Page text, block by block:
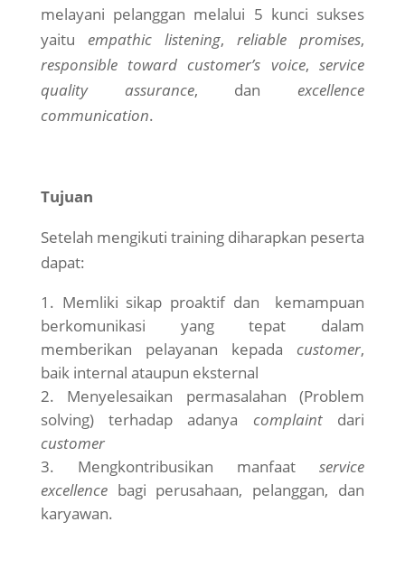
melayani pelanggan melalui 5 kunci sukses
yaitu empathic listening,reliable promises,
responsible toward customer’s voice,service
quality assurance, danexcellence
communication.
Tujuan
Setelah mengikuti training diharapkan peserta
dapat:
Memliki sikap proaktif dan kemampuan
berkomunikasi yang tepat dalam
memberikan pelayanan kepadacustomer,
baik internal ataupun eksternal
Menyelesaikan permasalahan (Problem
solving) terhadap adanya complaintdari
customer
Mengkontribusikan manfaatservice
excellencebagi perusahaan, pelanggan, dan
karyawan.